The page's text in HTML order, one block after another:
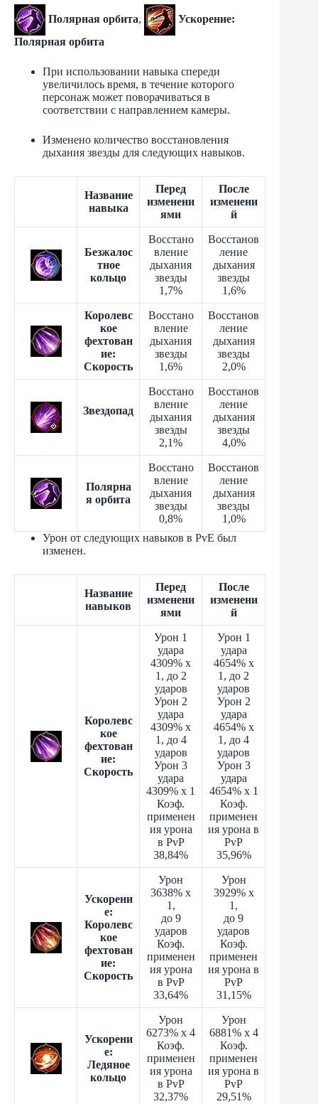
Полярная орбита,
Ускорение:
Полярная орбита
При использовании навыка спереди
увеличилось время, в течение которого
персонаж может поворачиваться в
соответствии с направлением камеры.
Изменено количество восстановления
дыхания звезды для следующих навыков.
Название
навыка
Перед
изменени
ями
После
изменени
й
Безжалос
тное
кольцо
Восстано
вление
дыхания
звезды
1,7%
Восстанов
ление
дыхания
звезды
1,6%
Королевс
кое
фехтован
ие:
Скорость
Восстано
вление
дыхания
звезды
1,6%
Восстанов
ление
дыхания
звезды
2,0%
Звездопад
Восстано
вление
дыхания
звезды
2,1%
Восстанов
ление
дыхания
звезды
4,0%
Полярна
я орбита
Восстано
вление
дыхания
звезды
0,8%
Восстанов
ление
дыхания
звезды
1,0%
Урон от следующих навыков в PvE был
изменен.
Название
навыков
Перед
изменени
ями
После
изменени
й
Королевс
кое
фехтован
ие:
Скорость
Урон 1
удара
4309% x
1, до 2
ударов
Урон 2
удара
4309% x
1, до 4
ударов
Урон 3
удара
4309% x 1
Коэф.
применен
ия урона
в PvP
38,84%
Урон 1
удара
4654% x
1, до 2
ударов
Урон 2
удара
4654% x
1, до 4
ударов
Урон 3
удара
4654% x 1
Коэф.
применен
ия урона в
PvP
35,96%
Ускорени
е:
Королевс
кое
фехтован
ие:
Скорость
Урон
3638% x
1,
до 9
ударов
Коэф.
применен
ия урона
в PvP
33,64%
Урон
3929% x
1,
до 9
ударов
Коэф.
применен
ия урона в
PvP
31,15%
Ускорени
е:
Ледяное
кольцо
Урон
6273% x 4
Коэф.
применен
ия урона
в PvP
32,37%
Урон
6881% x 4
Коэф.
применен
ия урона в
PvP
29,51%